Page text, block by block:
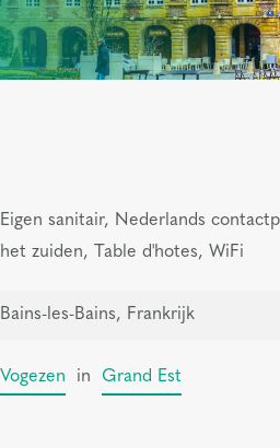
Eigen sanitair, Nederlands
het zuiden, Table d'hotes, WiFi
Bains-les-Bains, Frankrijk
Vogezen in Grand Est